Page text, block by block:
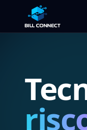
Pular para o conteúdo